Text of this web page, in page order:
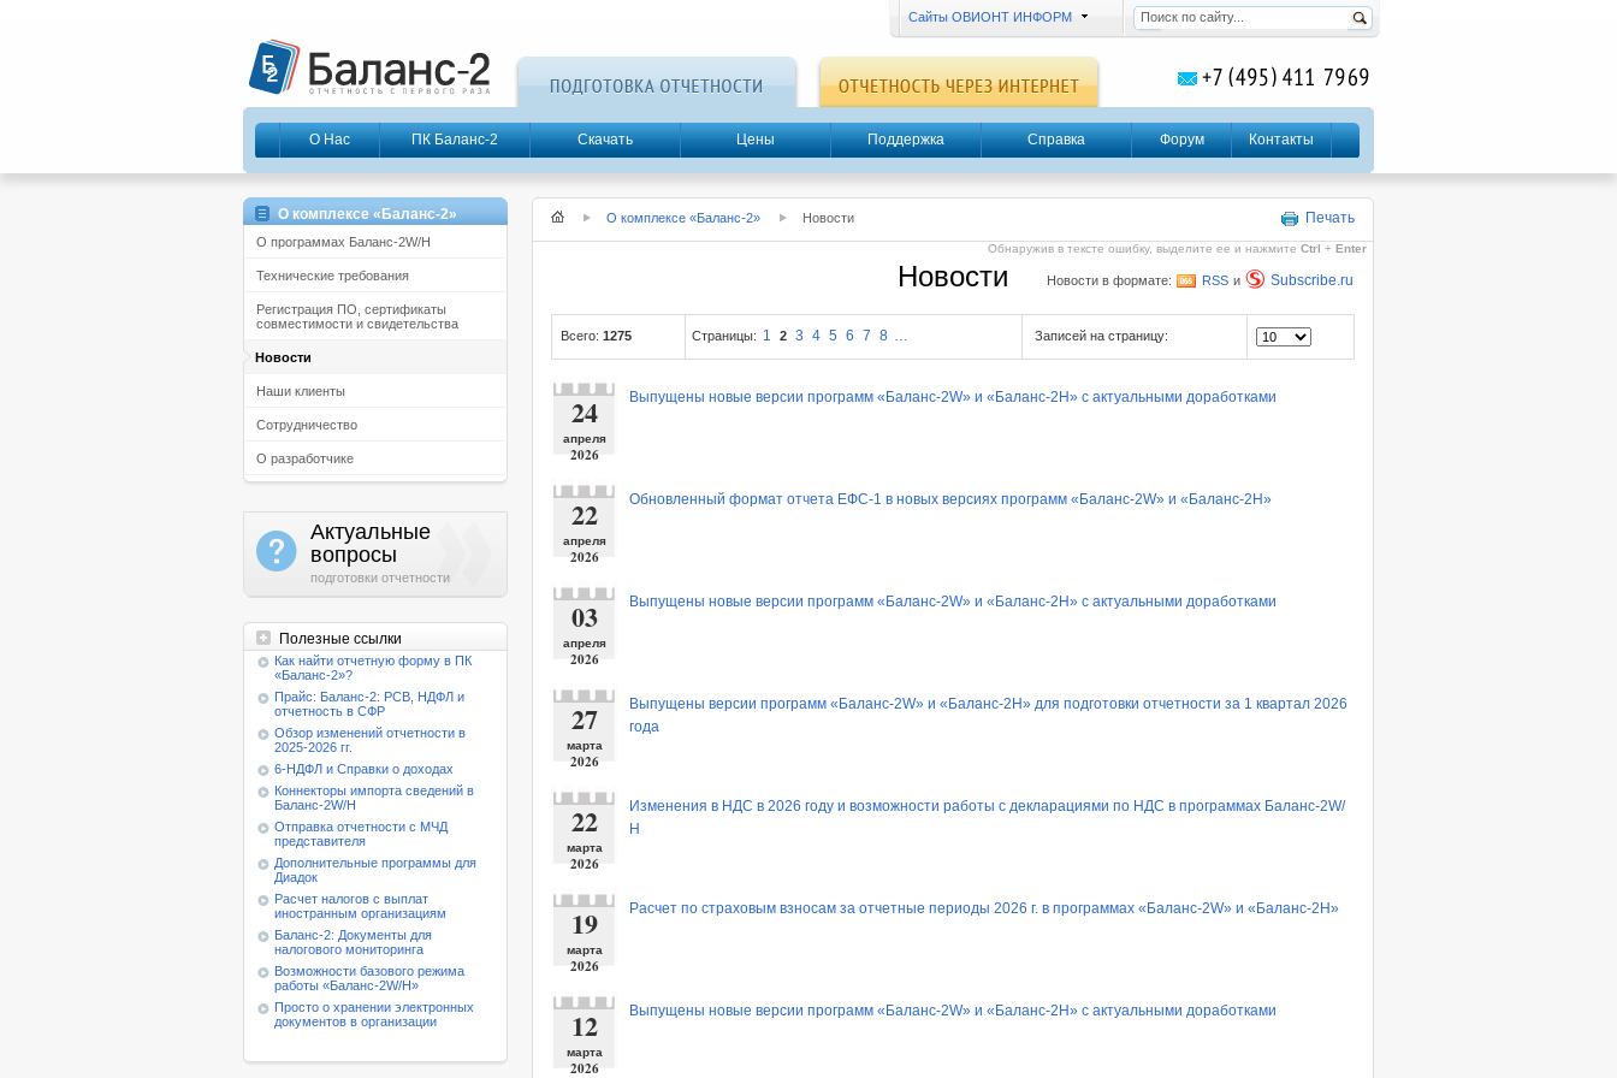
Сайты ОВИОНТ ИНФОРМ
О Нас ПК Баланс-2 Скачать Цены Поддержка Справка Форум Контакты
О комплексе «Баланс-2»
О программах Баланс-2W/Н
Технические требования
Регистрация ПО, сертификаты
совместимости и свидетельства
Новости
Наши клиенты
Сотрудничество
О разработчике
a Актуальные
вопросы
подготовки отчетности
Полезные ссылки
Как найти отчетную форму в ПК
«Баланс-2»?
Прайс: Баланс-2: РСВ, НДФЛ и
отчетность в СФР
Обзор изменений отчетности в
2025-2026 гг.
6-НДФЛ и Справки о доходах
Коннекторы импорта сведений в
Баланс-2W/Н
Отправка отчетности с МЧД
представителя
Дополнительные программы для
Диадок
Расчет налогов с выплат
иностранным организациям
Баланс-2: Документы для
налогового мониторинга
Возможности базового режима
работы «Баланс-2W/Н»
Просто о хранении электронных
документов в организации
О комплексе «Баланс-2» Новости Печать
Обнаружив в тексте ошибку, выделите ее и нажмите Ctrl + Enter
Новости Новости в формате: RSS и Subscribe.ru
Всего: 1275 Страницы: 1 2 3 4 5 6 7 8 … Записей на страницу:
24
апреля
2026
Выпущены новые версии программ «Баланс-2W» и «Баланс-2Н» с актуальными доработками
22
апреля
2026
Обновленный формат отчета ЕФС-1 в новых версиях программ «Баланс-2W» и «Баланс-2Н»
03
апреля
2026
Выпущены новые версии программ «Баланс-2W» и «Баланс-2Н» с актуальными доработками
27
марта
2026
Выпущены версии программ «Баланс-2W» и «Баланс-2Н» для подготовки отчетности за 1 квартал 2026
года
22
марта
2026
Изменения в НДС в 2026 году и возможности работы с декларациями по НДС в программах Баланс-2W/
Н
19
марта
2026
Расчет по страховым взносам за отчетные периоды 2026 г. в программах «Баланс-2W» и «Баланс-2Н»
12
марта
2026
Выпущены новые версии программ «Баланс-2W» и «Баланс-2Н» с актуальными доработками